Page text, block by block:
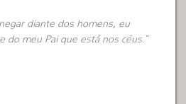
diante dos homens, eu
do meu Pai que está nos céus.”